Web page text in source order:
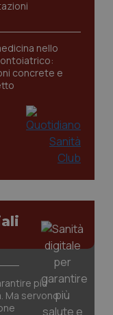
nello
concrete e
più
Ma servono